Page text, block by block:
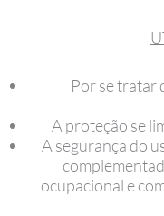
Por se tratar
A proteção se
A segurança do
ocupacional e